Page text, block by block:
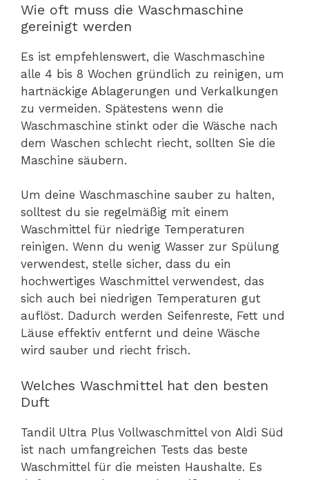
Wie oft muss die Waschmaschine
gereinigt werden
Es ist empfehlenswert, die Waschmaschine
alle 4 bis 8 Wochen gründlich zu reinigen, um
hartnäckige Ablagerungen und Verkalkungen
zu vermeiden. Spätestens wenn die
Waschmaschine stinkt oder die Wäsche nach
dem Waschen schlecht riecht, sollten Sie die
Maschine säubern.
Um deine Waschmaschine sauber zu halten,
solltest du sie regelmäßig mit einem
Waschmittel für niedrige Temperaturen
reinigen. Wenn du wenig Wasser zur Spülung
verwendest, stelle sicher, dass du ein
hochwertiges Waschmittel verwendest, das
sich auch bei niedrigen Temperaturen gut
auflöst. Dadurch werden Seifenreste, Fett und
Läuse effektiv entfernt und deine Wäsche
wird sauber und riecht frisch.
Welches Waschmittel hat den besten
Duft
Tandil Ultra Plus Vollwaschmittel von Aldi Süd
ist nach umfangreichen Tests das beste
Waschmittel für die meisten Haushalte. Es